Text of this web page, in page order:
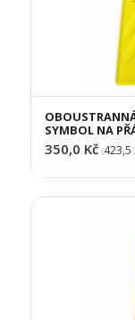
SYMBOL NA
350,0 Kč (423,5